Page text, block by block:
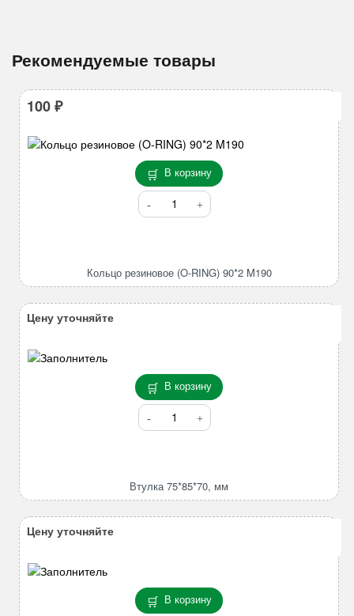
Рекомендуемые товары
В корзину
Количество
товара
RING)
Кольцо резиновое (O-RING) 90*2 M190
100₽
В корзину
Количество
товара
Втулка 75*85*70, мм
Цену уточняйте
В корзину
Цену уточняйте